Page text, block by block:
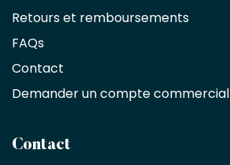
exclusive
de
%
sur
sans
Retours et remboursements
FAQs
Contact
Demander un compte commercial
Contact